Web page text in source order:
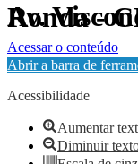
Av. Visconde de
Política de Privacidade.
Acessar o conteúdo
Abrir a barra de
Acessibilidade
Aumentar
Diminuir